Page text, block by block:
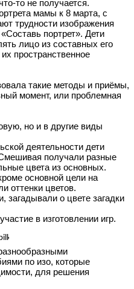
то не получается.
мамы к 8 марта, с
трудности изображения
портрет». Дети
лицо из составных его
пространственное
такие методы и приёмы,
момент, или проблемная
но и в другие виды
деятельности дети
получали разные
цвета из основных.
основной цели на
оттенки цветов.
загадывали о цвете загадки
в изготовлении игр.
по изо, которые
для решения